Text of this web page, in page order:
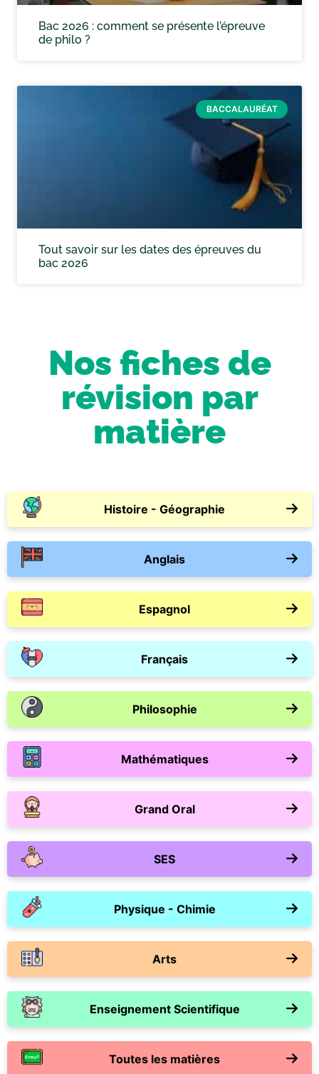
Bac 2026 : comment se présente l’épreuve
de philo ?
BACCALAURÉAT
Tout savoir sur les dates des épreuves du
bac 2026
Nos fiches de
révision par
matière
Histoire - Géographie
Anglais
Espagnol
Français
Philosophie
Mathématiques
Grand Oral
SES
Physique - Chimie
Arts
Enseignement Scientifique
Toutes les matières